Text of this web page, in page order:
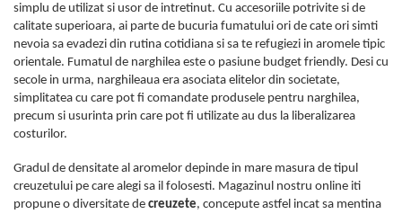
simplu de utilizat si usor de intretinut. Cu accesoriile potrivite si de
calitate superioara, ai parte de bucuria fumatului ori de cate ori simti
nevoia sa evadezi din rutina cotidiana si sa te refugiezi in aromele tipic
orientale. Fumatul de narghilea este o pasiune budget friendly. Desi cu
secole in urma, narghileaua era asociata elitelor din societate,
simplitatea cu care pot fi comandate produsele pentru narghilea,
precum si usurinta prin care pot fi utilizate au dus la liberalizarea
costurilor.
Gradul de densitate al aromelor depinde in mare masura de tipul
creuzetului pe care alegi sa il folosesti. Magazinul nostru online iti
propune o diversitate de creuzete, concepute astfel incat sa mentina